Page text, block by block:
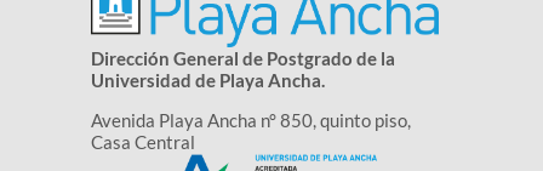
Dirección General de Postgrado de la
Universidad de Playa Ancha.
Avenida Playa Ancha n° 850, quinto piso,
Casa Central